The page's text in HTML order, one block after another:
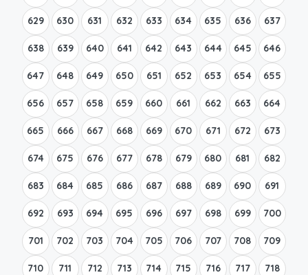
629 630 631 632 633 634 635 636 637
638 639 640 641 642 643 644 645 646
647 648 649 650 651 652 653 654 655
656 657 658 659 660 661 662 663 664
665 666 667 668 669 670 671 672 673
674 675 676 677 678 679 680 681 682
683 684 685 686 687 688 689 690 691
692 693 694 695 696 697 698 699 700
701 702 703 704 705 706 707 708 709
710 711 712 713 714 715 716 717 718